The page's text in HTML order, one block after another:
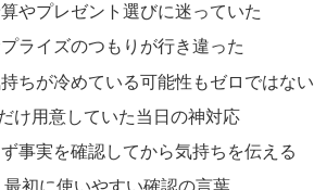
やプレゼント選びに迷っていた
ライズのつもりが行き違った
ちが冷めている可能性もゼロではない
け用意していた当日の神対応
ず事実を確認してから気持ちを伝える
最初に使いやすい確認の言葉